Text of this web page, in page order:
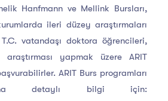
Hanfmann ve Mellink Bursları,
ileri düzey araştırmaları
vatandaşı doktora öğrencileri,
araştırması yapmak üzere ARIT
ARIT Burs programları
detaylı bilgi için: